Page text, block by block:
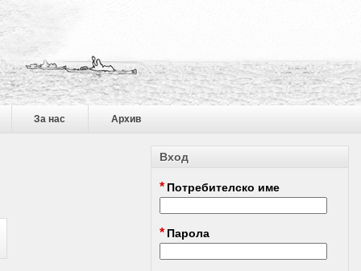
За нас Архив
Вход
* Потребителско име
* Парола